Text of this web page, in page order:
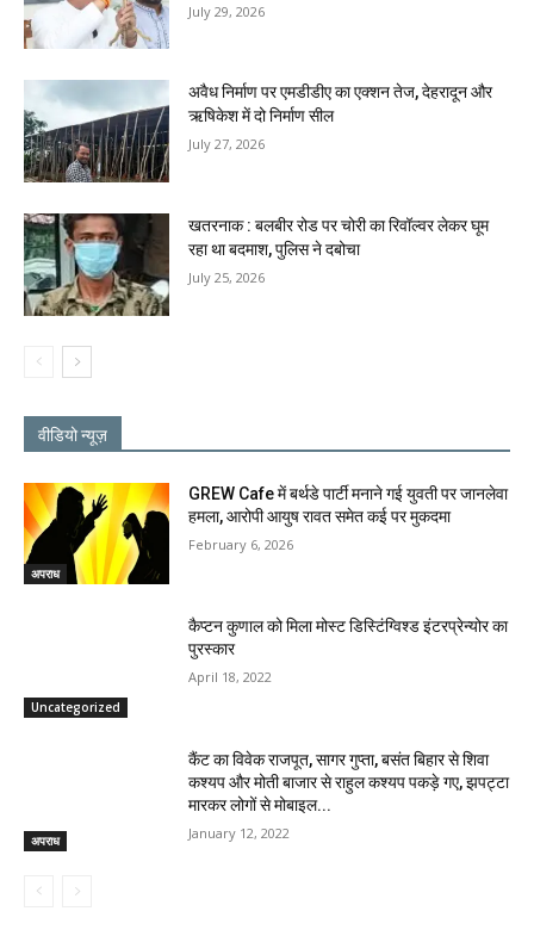
July 29, 2026
अवैध निर्माण पर एमडीडीए का एक्शन तेज, देहरादून और
ऋषिकेश में दो निर्माण सील
July 27, 2026
खतरनाक : बलबीर रोड पर चोरी का रिवॉल्वर लेकर घूम
रहा था बदमाश, पुलिस ने दबोचा
July 25, 2026
वीडियो न्यूज़
अपराध
GREW Cafe में बर्थडे पार्टी मनाने गई युवती पर जानलेवा
हमला, आरोपी आयुष रावत समेत कई पर मुकदमा
February 6, 2026
Uncategorized
कैप्टन कुणाल को मिला मोस्ट डिस्टिंग्विश्ड इंटरप्रेन्योर का
पुरस्कार
April 18, 2022
अपराध
कैंट का विवेक राजपूत, सागर गुप्ता, बसंत बिहार से शिवा
कश्यप और मोती बाजार से राहुल कश्यप पकड़े गए, झपट्टा
मारकर लोगों से मोबाइल...
January 12, 2022